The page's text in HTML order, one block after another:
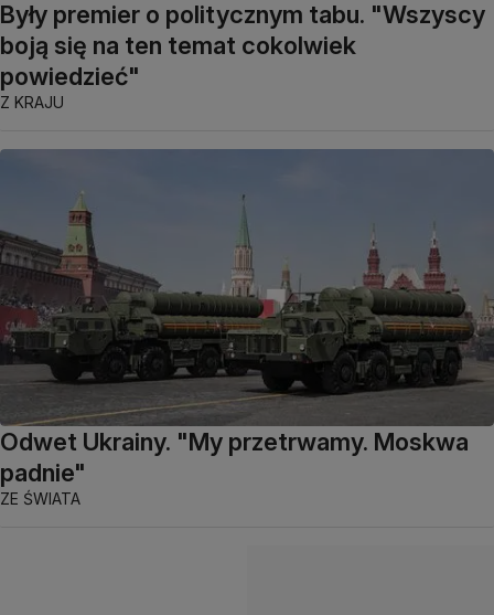
Były premier o politycznym tabu. "Wszyscy
boją się na ten temat cokolwiek
powiedzieć"
Z KRAJU
Odwet Ukrainy. "My przetrwamy. Moskwa
padnie"
ZE ŚWIATA